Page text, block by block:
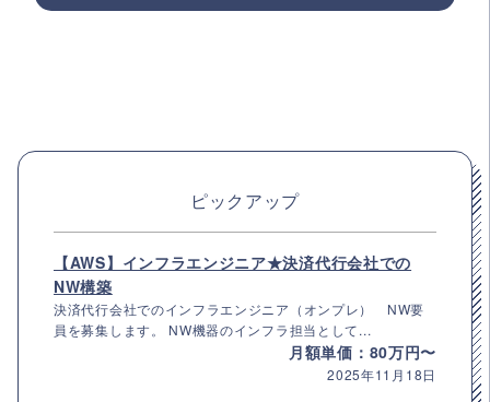
ピックアップ
【AWS】インフラエンジニア★決済代行会社での
NW構築
決済代行会社でのインフラエンジニア（オンプレ） NW要
員を募集します。 NW機器のインフラ担当として...
月額単価：80万円〜
2025年11月18日